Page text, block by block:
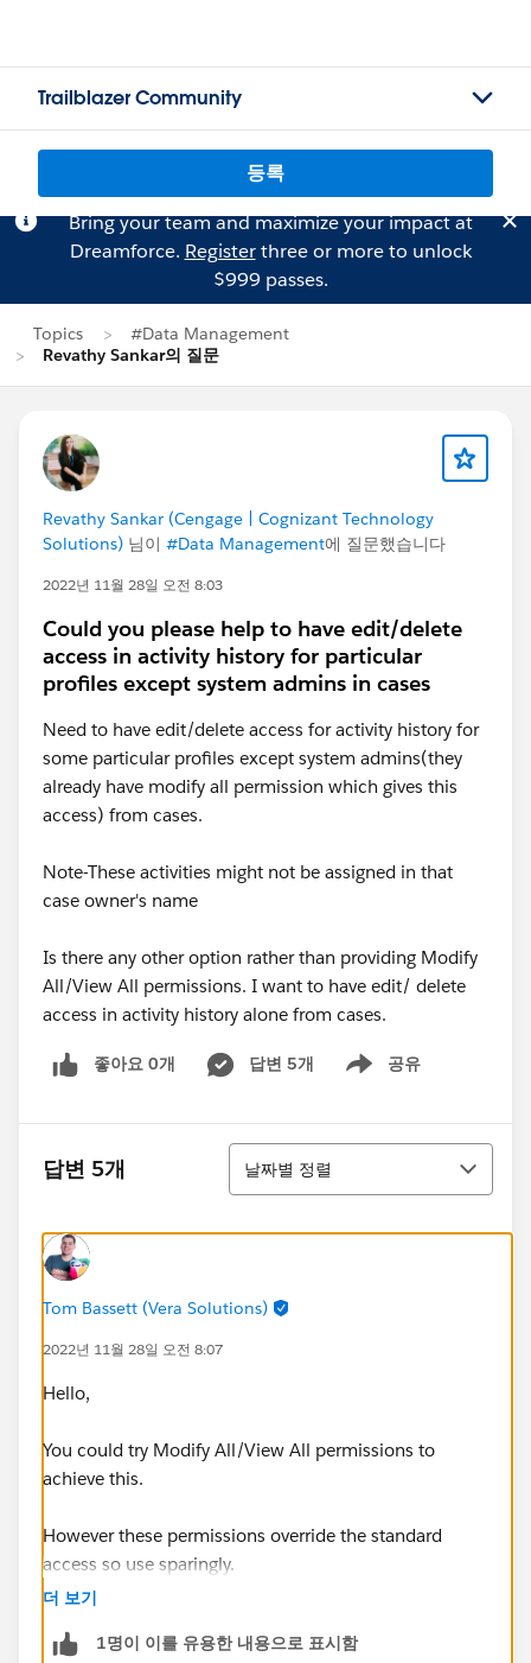
Trailblazer Community
등록
Bring your team and maximize your impact at
Dreamforce. Registerthree or more to unlock
$999 passes.
Topics
#Data Management
Revathy Sankar의 질문
Revathy Sankar (Cengage | Cognizant Technology
Solutions) 님이 #Data Management에 질문했습니다
2022년 11월 28일 오전 8:03
Could you please help to have edit/delete
access in activity history for particular
profiles except system admins in cases
Need to have edit/delete access for activity history for
some particular profiles except system admins(they
already have modify all permission which gives this
access) from cases.
Note-These activities might not be assigned in that
case owner's name
Is there any other option rather than providing Modify
All/View All permissions. I want to have edit/ delete
access in activity history alone from cases.
좋아요 0개 답변 5개 공유
Show menu
답변 5개
정렬
날짜별 정렬
Tom Bassett (Vera Solutions)
2022년 11월 28일 오전 8:07
Hello,
You could try Modify All/View All permissions to
achieve this.
However these permissions override the standard
access so use sparingly.
permission set instead of granting to everyone by
더 보기
1명이 이를 유용한 내용으로 표시함